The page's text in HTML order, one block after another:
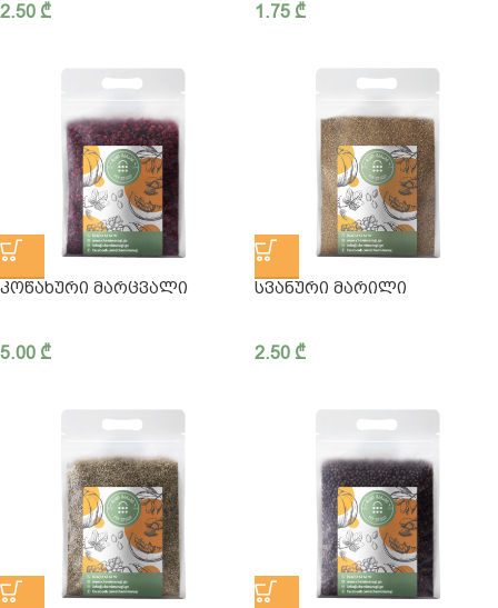
2.50 ₾ 1.75 ₾
ᲙᲝᲬᲐᲮᲣᲠᲘ ᲛᲐᲠᲪᲕᲐᲚᲘ
5.00 ₾
ᲡᲕᲐᲜᲣᲠᲘ ᲛᲐᲠᲘᲚᲘ
2.50 ₾